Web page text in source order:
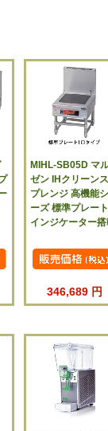
MIHL-SB05D マ
ゼン IHクリーン
プレンジ 高機能
ーズ 標準プレート
インジケーター
346,689 円